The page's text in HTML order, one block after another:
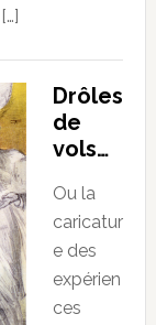
Drôles
de
vols…
Ou la
caricatur
e des
expérien
ces